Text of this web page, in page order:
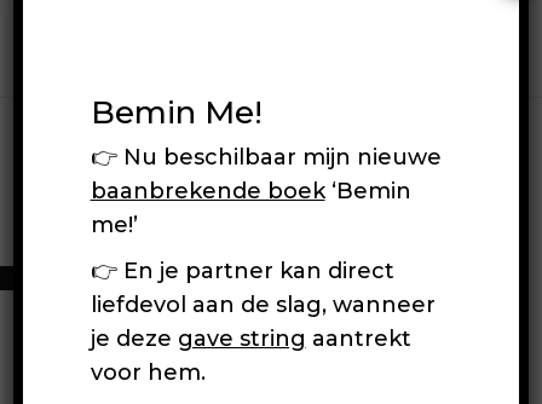
User Register
Bemin Me!
👉 Nu beschilbaar mijn nieuwe
baanbrekende boek‘Bemin
me!’
👉 En je partner kan direct
liefdevol aan de slag, wanneer
je deze gave string aantrekt
voor hem.